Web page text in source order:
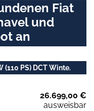
Fiat
und
an
(110 PS) DCT Winte.
26.699,00 €
ausweisbar